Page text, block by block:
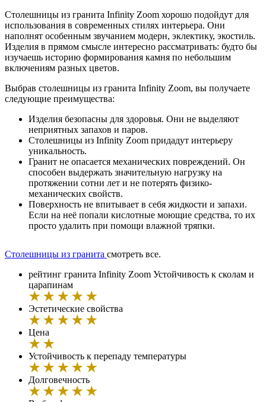
Столешницы из гранита Infinity Zoom хорошо подойдут для
использования в современных стилях интерьера. Они
наполнят особенным звучанием модерн, эклектику, экостиль.
Изделия в прямом смысле интересно рассматривать: будто бы
изучаешь историю формирования камня по небольшим
включениям разных цветов.
Выбрав столешницы из гранита Infinity Zoom, вы получаете
следующие преимущества:
Изделия безопасны для здоровья. Они не выделяют
неприятных запахов и паров.
Столешницы из Infinity Zoom придадут интерьеру
уникальность.
Гранит не опасается механических повреждений. Он
способен выдержать значительную нагрузку на
протяжении сотни лет и не потерять физико-
механических свойств.
Поверхность не впитывает в себя жидкости и запахи.
Если на неё попали кислотные моющие средства, то их
просто удалить при помощи влажной тряпки.
Столешницы из гранита смотреть все.
рейтинг гранита Infinity Zoom Устойчивость к сколам и
царапинам
Эстетические свойства
Цена
Устойчивость к перепаду температуры
Долговечность